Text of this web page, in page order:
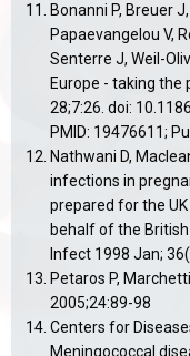
Bonanni P, Breuer
Papaevangelou V,
Senterre J, Weil-
Europe - taking the
28;7:26. doi:
PMID: 19476611;
Nathwani D,
infections in
prepared for the
behalf of the
Infect 1998 Jan;
Petaros P,
2005;24:89-98
Centers for
Meningococcal